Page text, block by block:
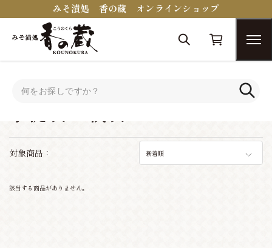
みそ漬処 香の蔵 オンラインショップ
対象商品： 新着順
該当する商品がありません。